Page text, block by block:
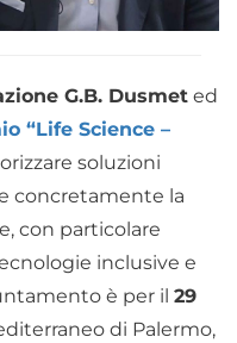
G.B. Dusmet ed
“Life Science –
soluzioni
concretamente la
con particolare
inclusive e
è per il 29
di Palermo,